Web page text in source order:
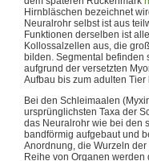
Hirnbläschen bezeichnet
Neuralrohr selbst ist aus
Funktionen derselben ist
Kollossalzellen aus, die
bilden. Segmental befinden
aufgrund der versetzten
Aufbau bis zum adulten
Bei den Schleimaalen
ursprünglichsten Taxa der
das Neuralrohr wie bei den
bandförmig aufgebaut und
Anordnung, die Wurzeln
Reihe von Organen